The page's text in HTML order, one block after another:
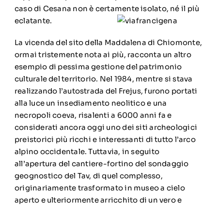
caso di Cesana non è certamente isolato, né il più
eclatante.
La vicenda del sito della Maddalena di Chiomonte,
ormai tristemente nota ai più, racconta un altro
esempio di pessima gestione del patrimonio
culturale del territorio. Nel 1984, mentre si stava
realizzando l’autostrada del Frejus, furono portati
alla luce un insediamento neolitico e una
necropoli coeva, risalenti a 6000 anni fa e
considerati ancora oggi uno dei siti archeologici
preistorici più ricchi e interessanti di tutto l’arco
alpino occidentale. Tuttavia, in seguito
all’apertura del cantiere-fortino del sondaggio
geognostico del Tav, di quel complesso,
originariamente trasformato in museo a cielo
aperto e ulteriormente arricchito di un vero e